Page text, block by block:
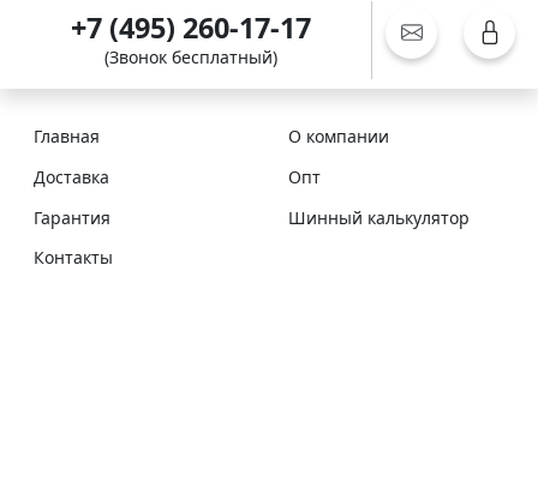
+7 (495) 260-17-17
(Звонок бесплатный)
Главная
О компании
Доставка
Опт
Гарантия
Шинный калькулятор
Контакты